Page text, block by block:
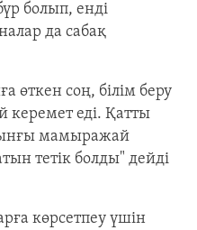
болып, енді
да сабақ
өткен соң, білім беру
керемет еді. Қатты
мамыражай
тетік болды" дейді
көрсетпеу үшін